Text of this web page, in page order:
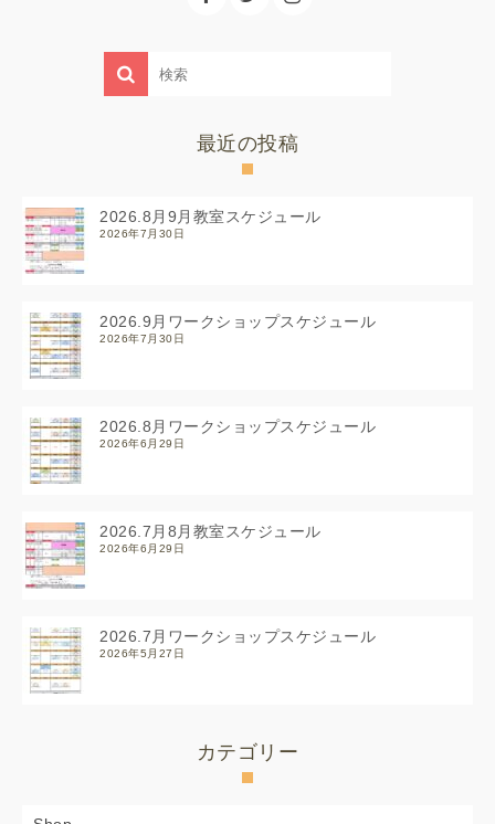
最近の投稿
2026.8月9月教室スケジュール
2026年7月30日
2026.9月ワークショップスケジュール
2026年7月30日
2026.8月ワークショップスケジュール
2026年6月29日
2026.7月8月教室スケジュール
2026年6月29日
2026.7月ワークショップスケジュール
2026年5月27日
カテゴリー